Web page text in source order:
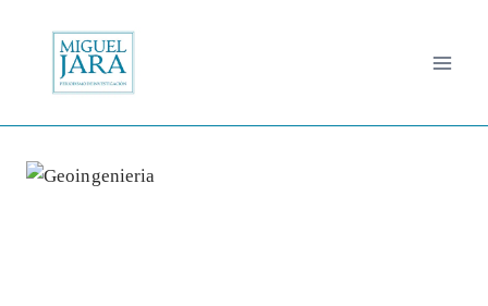
contenido